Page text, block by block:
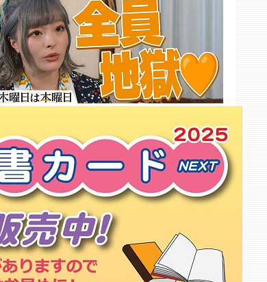
ＷＩＬＤ－１ ブランチ博多店
中国書店
やず本や
竹司堂
天狼院書店「福岡天狼院」
九州大学生協 医系書籍部
アニメイト 福岡パルコ店
ソフマップ 天神１号館
本灯社
紀伊國屋書店 第一薬科大学ブッ
クセンター
ヴィレッジヴァンガード 福岡パ
ルコ店
タワーレコード 福岡パルコ店
ちえの木の実 福岡店
スリービーポッターズ
早稲田セミナー 福岡校